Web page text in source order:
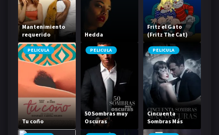
Mantenimiento
requerido
Hedda
Fritz el Gato
(Fritz The Cat)
PELICULA
Tu coño
PELICULA
50 Sombras muy
Oscuras
PELICULA
Cincuenta
Sombras Más
Oscuras